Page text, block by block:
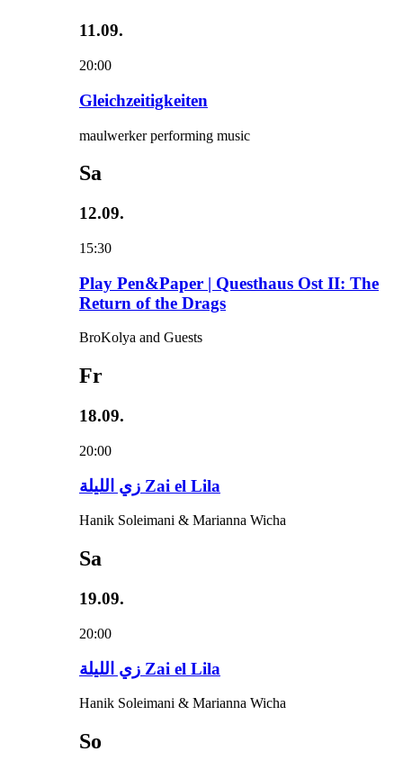
11.09.
20:00
Gleichzeitigkeiten
maulwerker performing music
Sa
12.09.
15:30
Play Pen&Paper | Questhaus Ost II: The
Return of the Drags
BroKolya and Guests
Fr
18.09.
20:00
زي‌ اللیلة Zai el Lila
Hanik Soleimani & Marianna Wicha
Sa
19.09.
20:00
زي‌ اللیلة Zai el Lila
Hanik Soleimani & Marianna Wicha
So